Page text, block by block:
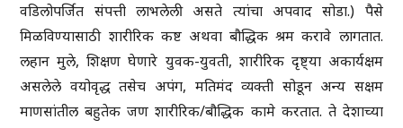
वडिलोपर्जित संपत्ती लाभलेली असते त्यांचा अपवाद सोडा.) पैसे
मिळविण्यासाठी शारीरिक कष्ट अथवा बौद्धिक श्रम करावे लागतात.
लहान मुले, शिक्षण घेणारे युवक-युवती, शारीरिक दृष्ट्या अकार्यक्षम
असलेले वयोवृद्ध तसेच अपंग, मतिमंद व्यक्ती सोडून अन्य सक्षम
माणसांतील बहुतेक जण शारीरिक/बौद्धिक कामे करतात. ते देशाच्या